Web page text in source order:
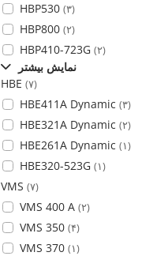
HBP530 (۳)
HBP800 (۲)
HBP410-723G (۲)
نمایش بیشتر
HBE (۷)
HBE411A Dynamic (۳)
HBE321A Dynamic (۲)
HBE261A Dynamic (۱)
HBE320-523G (۱)
VMS (۷)
VMS 400 A (۲)
VMS 350 (۴)
VMS 370 (۱)